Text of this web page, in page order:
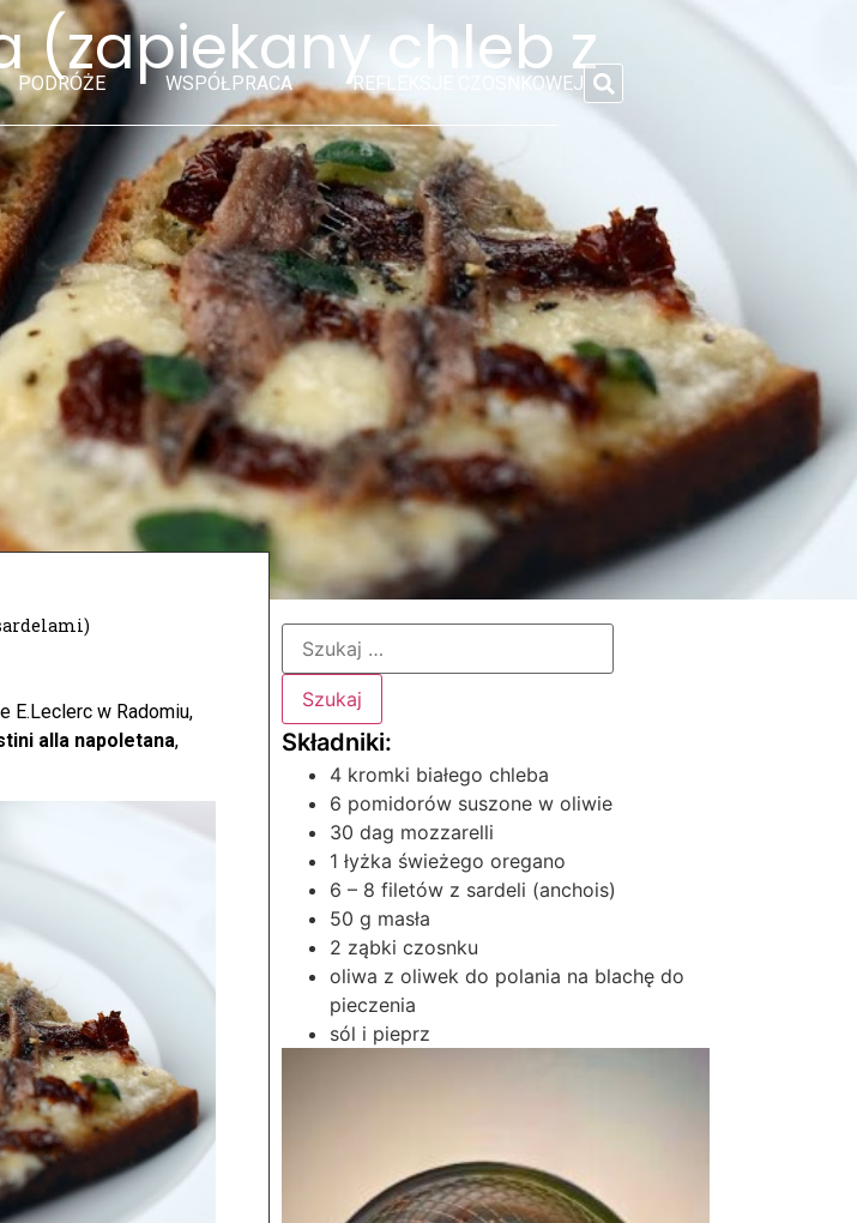
PODRÓŻE WSPÓŁPRACA REFLEKSJE CZOSNKOWEJ
(zapiekany chleb z
E.Leclerc w Radomiu,
alla napoletana,
4 kromki białego chleba
6 pomidorów suszone w oliwie
30 dag mozzarelli
1 łyżka świeżego oregano
6 – 8 filetów z sardeli (anchois)
50 g masła
2 ząbki czosnku
oliwa z oliwek do polania na blachę do
pieczenia
sól i pieprz